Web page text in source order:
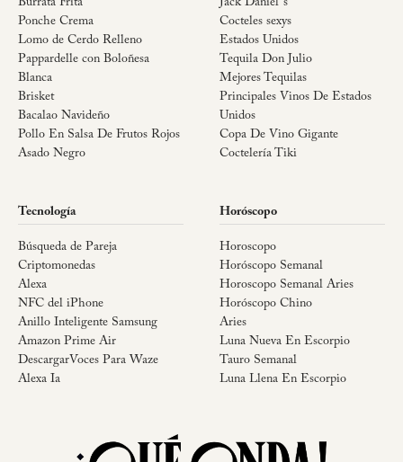
Ponche Crema
Lomo de Cerdo Relleno
Pappardelle con Boloñesa
Blanca
Brisket
Bacalao Navideño
Pollo En Salsa De Frutos Rojos
Asado Negro
Cocteles sexys
Estados Unidos
Tequila Don Julio
Mejores Tequilas
Principales Vinos De Estados
Unidos
Copa De Vino Gigante
Coctelería Tiki
Tecnología
Búsqueda de Pareja
Criptomonedas
Alexa
NFC del iPhone
Anillo Inteligente Samsung
Amazon Prime Air
DescargarVoces Para Waze
Alexa Ia
Horóscopo
Horoscopo
Horóscopo Semanal
Horoscopo Semanal Aries
Horóscopo Chino
Aries
Luna Nueva En Escorpio
Tauro Semanal
Luna Llena En Escorpio